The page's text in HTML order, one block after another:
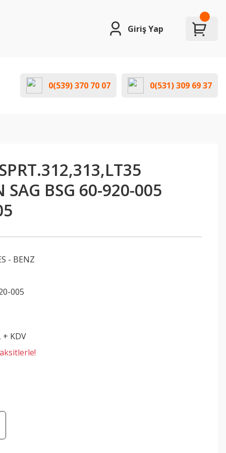
Giriş Yap
0(539) 370 70 07 0(531) 309 69 37
SAG BSG 60-920-005
- BENZ
005
+ KDV